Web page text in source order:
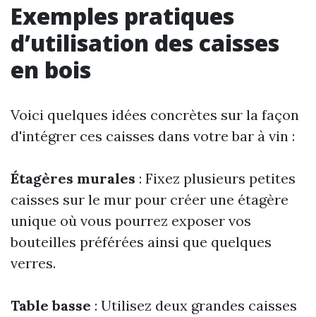
Exemples pratiques
d’utilisation des caisses
en bois
Voici quelques idées concrètes sur la façon
d'intégrer ces caisses dans votre bar à vin :
Étagères murales : Fixez plusieurs petites
caisses sur le mur pour créer une étagère
unique où vous pourrez exposer vos
bouteilles préférées ainsi que quelques
verres.
Table basse : Utilisez deux grandes caisses